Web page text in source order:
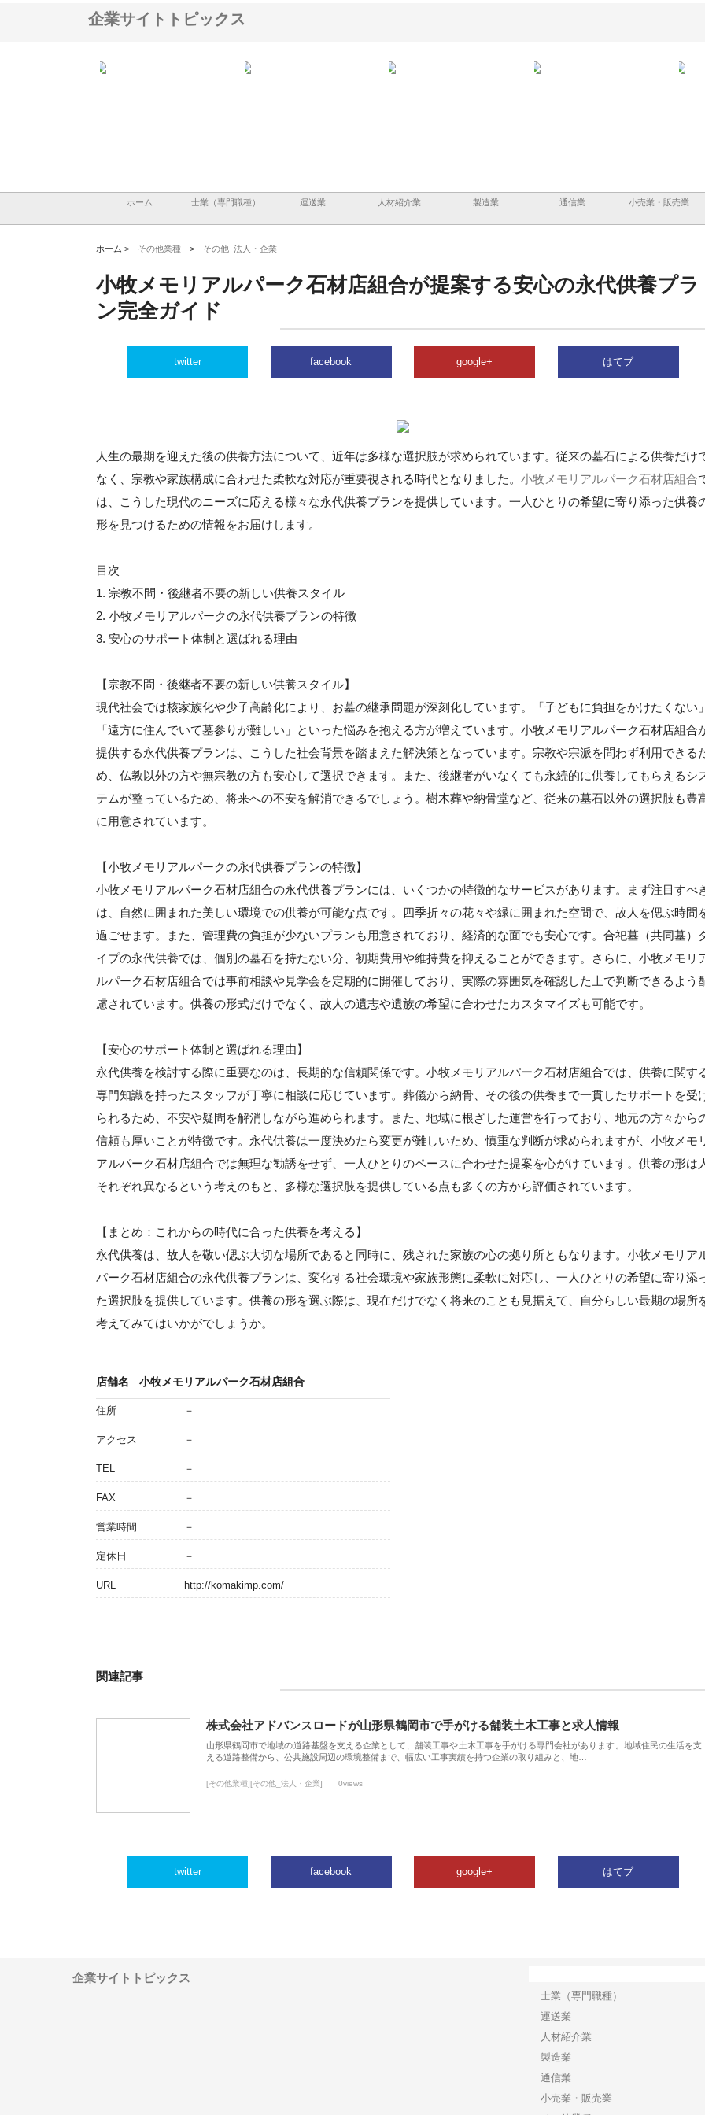
企業サイトトピックス
ホーム 士業（専門職種） 運送業 人材紹介業 製造業 通信業 小売業・販売業
ホーム > その他業種 > その他_法人・企業
小牧メモリアルパーク石材店組合が提案する安心の永代供養プラ
ン完全ガイド
twitter facebook google+ はてブ
人生の最期を迎えた後の供養方法について、近年は多様な選択肢が求められています。従来の墓石による供養だけ
なく、宗教や家族構成に合わせた柔軟な対応が重要視される時代となりました。 小牧メモリアルパーク石材店組合
は、こうした現代のニーズに応える様々な永代供養プランを提供しています。一人ひとりの希望に寄り添った供養
形を見つけるための情報をお届けします。
目次
1. 宗教不問・後継者不要の新しい供養スタイル
2. 小牧メモリアルパークの永代供養プランの特徴
3. 安心のサポート体制と選ばれる理由
【宗教不問・後継者不要の新しい供養スタイル】
現代社会では核家族化や少子高齢化により、お墓の継承問題が深刻化しています。「子どもに負担をかけたくない」
「遠方に住んでいて墓参りが難しい」といった悩みを抱える方が増えています。小牧メモリアルパーク石材店組合
提供する永代供養プランは、こうした社会背景を踏まえた解決策となっています。宗教や宗派を問わず利用できる
め、仏教以外の方や無宗教の方も安心して選択できます。また、後継者がいなくても永続的に供養してもらえるシ
テムが整っているため、将来への不安を解消できるでしょう。樹木葬や納骨堂など、従来の墓石以外の選択肢も豊
に用意されています。
【小牧メモリアルパークの永代供養プランの特徴】
小牧メモリアルパーク石材店組合の永代供養プランには、いくつかの特徴的なサービスがあります。まず注目すべ
は、自然に囲まれた美しい環境での供養が可能な点です。四季折々の花々や緑に囲まれた空間で、故人を偲ぶ時間
過ごせます。また、管理費の負担が少ないプランも用意されており、経済的な面でも安心です。合祀墓（共同墓）
イプの永代供養では、個別の墓石を持たない分、初期費用や維持費を抑えることができます。さらに、小牧メモリ
ルパーク石材店組合では事前相談や見学会を定期的に開催しており、実際の雰囲気を確認した上で判断できるよう
慮されています。供養の形式だけでなく、故人の遺志や遺族の希望に合わせたカスタマイズも可能です。
【安心のサポート体制と選ばれる理由】
永代供養を検討する際に重要なのは、長期的な信頼関係です。小牧メモリアルパーク石材店組合では、供養に関す
専門知識を持ったスタッフが丁寧に相談に応じています。葬儀から納骨、その後の供養まで一貫したサポートを受
られるため、不安や疑問を解消しながら進められます。また、地域に根ざした運営を行っており、地元の方々から
信頼も厚いことが特徴です。永代供養は一度決めたら変更が難しいため、慎重な判断が求められますが、小牧メモ
アルパーク石材店組合では無理な勧誘をせず、一人ひとりのペースに合わせた提案を心がけています。供養の形は
それぞれ異なるという考えのもと、多様な選択肢を提供している点も多くの方から評価されています。
【まとめ：これからの時代に合った供養を考える】
永代供養は、故人を敬い偲ぶ大切な場所であると同時に、残された家族の心の拠り所ともなります。小牧メモリア
パーク石材店組合の永代供養プランは、変化する社会環境や家族形態に柔軟に対応し、一人ひとりの希望に寄り添
た選択肢を提供しています。供養の形を選ぶ際は、現在だけでなく将来のことも見据えて、自分らしい最期の場所
考えてみてはいかがでしょうか。
店舗名 小牧メモリアルパーク石材店組合
住所 －
アクセス －
TEL －
FAX －
営業時間 －
定休日 －
URL http://komakimp.com/
関連記事
株式会社アドバンスロードが山形県鶴岡市で手がける舗装土木工事と求人情報
山形県鶴岡市で地域の道路基盤を支える企業として、舗装工事や土木工事を手がける専門会社があります。地域住民の生活を支
える道路整備から、公共施設周辺の環境整備まで、幅広い工事実績を持つ企業の取り組みと、地…
[その他業種][その他_法人・企業] 0views
twitter facebook google+ はてブ
企業サイトトピックス
士業（専門職種）
運送業
人材紹介業
製造業
通信業
小売業・販売業